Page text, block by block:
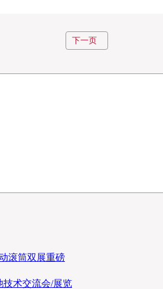
体材料的“洁净之战”、极卷搬运
析传统物流模式何以成为品质、
下一页
滚筒双展重磅
技术交流会/展览